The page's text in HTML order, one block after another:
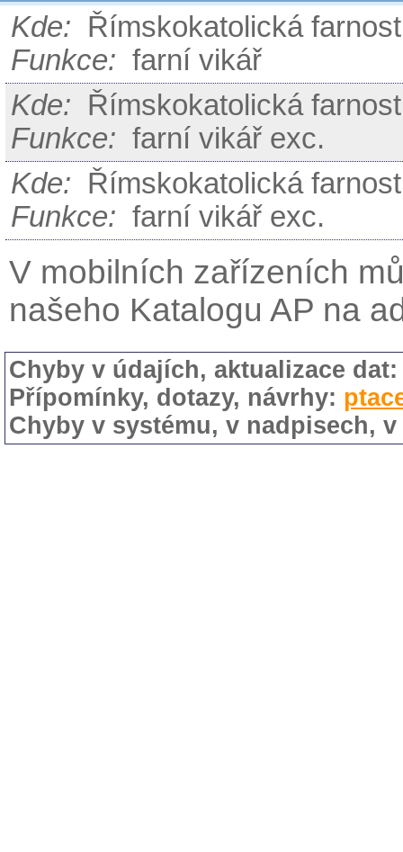
Kde: Římskokatolická
Funkce: farní vikář
Kde: Římskokatolická
Funkce: farní vikář exc.
Kde: Římskokatolická
Funkce: farní vikář exc.
V mobilních zařízeních
našeho Katalogu AP na
Chyby v údajích, aktualizace
Přípomínky, dotazy, návrhy:
Chyby v systému, v nadpisech,